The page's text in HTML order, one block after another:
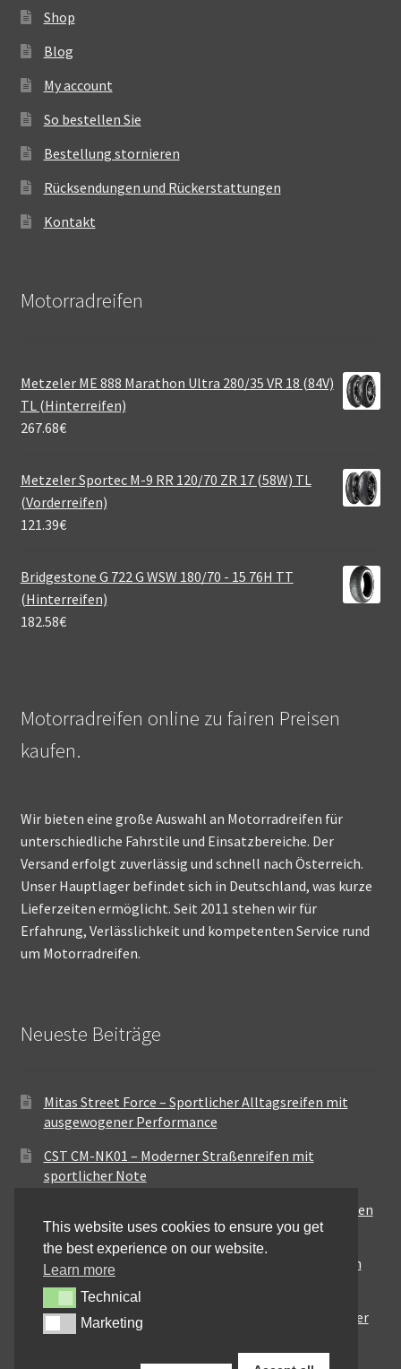
Shop
Blog
My account
So bestellen Sie
Bestellung stornieren
Rücksendungen und Rückerstattungen
Kontakt
Motorradreifen
Metzeler ME 888 Marathon Ultra 280/35 VR 18 (84V)
TL (Hinterreifen)
267.68€
Metzeler Sportec M-9 RR 120/70 ZR 17 (58W) TL
(Vorderreifen)
121.39€
Bridgestone G 722 G WSW 180/70 - 15 76H TT
(Hinterreifen)
182.58€
Motorradreifen online zu fairen Preisen
kaufen.
Wir bieten eine große Auswahl an Motorradreifen für
unterschiedliche Fahrstile und Einsatzbereiche. Der
Versand erfolgt zuverlässig und schnell nach Österreich.
Unser Hauptlager befindet sich in Deutschland, was kurze
Lieferzeiten ermöglicht. Seit 2011 stehen wir für
Erfahrung, Verlässlichkeit und kompetenten Service rund
um Motorradreifen.
Neueste Beiträge
Mitas Street Force – Sportlicher Alltagsreifen mit
ausgewogener Performance
CST CM-NK01 – Moderner Straßenreifen mit
sportlicher Note
Maxxis MA-ST3 – Ausgewogener Sport-Touring-Reifen
für vielseitige Einsätze
Pirelli City Demon – Zuverlässigkeit für den urbanen
Alltag
Metzeler Perfect ME77 – Klassische Optik mit solider
Straßenperformance
This website uses cookies to ensure you get
the best experience on our website.
Learn more
TechnicalTechnical
MarketingMarketing